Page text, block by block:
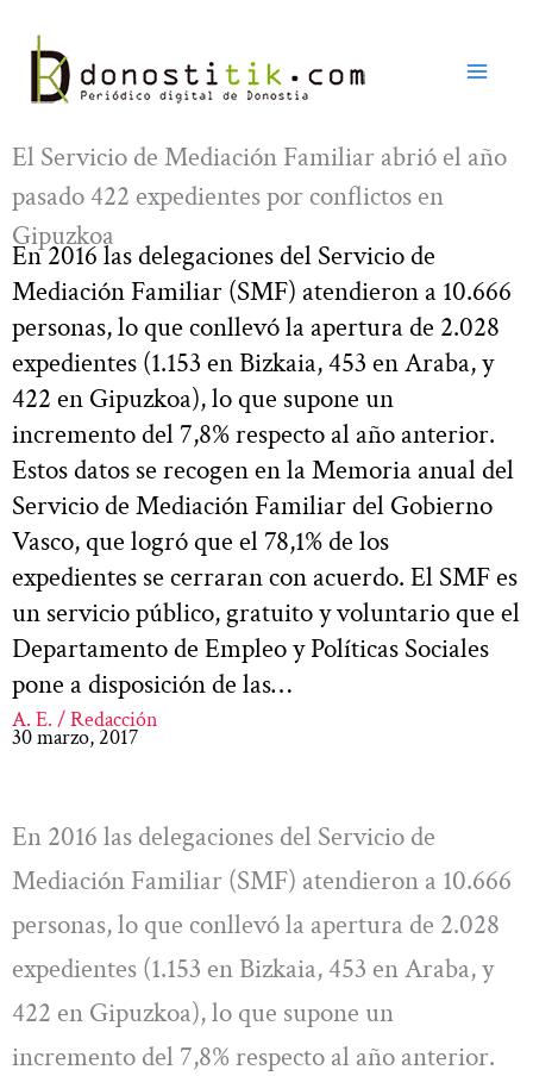
contenido
El Servicio de Mediación Familiar abrió el año
pasado 422 expedientes por conflictos en
Gipuzkoa
En 2016 las delegaciones del Servicio de
Mediación Familiar (SMF) atendieron a 10.666
personas, lo que conllevó la apertura de 2.028
expedientes (1.153 en Bizkaia, 453 en Araba, y
422 en Gipuzkoa), lo que supone un
incremento del 7,8% respecto al año anterior.
Estos datos se recogen en la Memoria anual del
Servicio de Mediación Familiar del Gobierno
Vasco, que logró que el 78,1% de los
expedientes se cerraran con acuerdo. El SMF es
un servicio público, gratuito y voluntario que el
Departamento de Empleo y Políticas Sociales
pone a disposición de las…
A. E. / Redacción
30 marzo, 2017
En 2016 las delegaciones del Servicio de
Mediación Familiar (SMF) atendieron a 10.666
personas, lo que conllevó la apertura de 2.028
expedientes (1.153 en Bizkaia, 453 en Araba, y
422 en Gipuzkoa), lo que supone un
incremento del 7,8% respecto al año anterior.